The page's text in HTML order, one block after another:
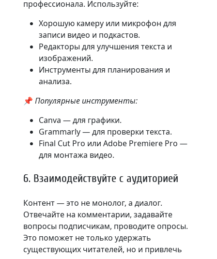
профессионала. Используйте:
Хорошую камеру или микрофон для
записи видео и подкастов.
Редакторы для улучшения текста и
изображений.
Инструменты для планирования и
анализа.
📌 Популярные инструменты:
Canva — для графики.
Grammarly — для проверки текста.
Final Cut Pro или Adobe Premiere Pro —
для монтажа видео.
6. Взаимодействуйте с аудиторией
Контент — это не монолог, а диалог.
Отвечайте на комментарии, задавайте
вопросы подписчикам, проводите опросы.
Это поможет не только удержать
существующих читателей, но и привлечь